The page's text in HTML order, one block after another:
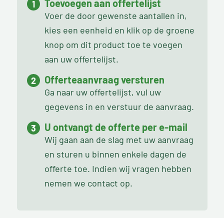
Toevoegen aan offertelijst
Voer de door gewenste aantallen in,
kies een eenheid en klik op de groene
knop om dit product toe te voegen
aan uw offertelijst.
Offerteaanvraag versturen
Ga naar uw offertelijst, vul uw
gegevens in en verstuur de aanvraag.
U ontvangt de offerte per e-mail
Wij gaan aan de slag met uw aanvraag
en sturen u binnen enkele dagen de
offerte toe. Indien wij vragen hebben
nemen we contact op.